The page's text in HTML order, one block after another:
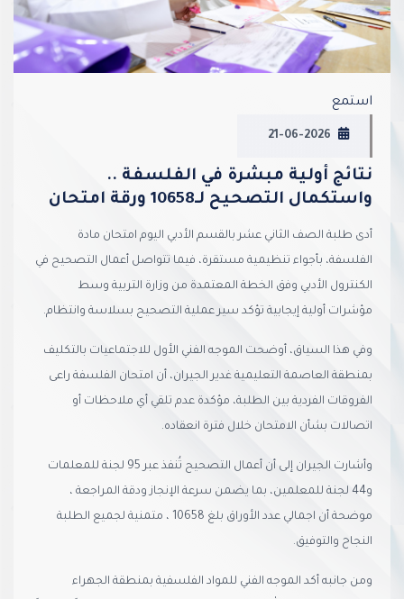
استمع
21-06-2026
نتائج أولية مبشرة في الفلسفة ..
واستكمال التصحيح لـ10658 ورقة امتحان
أدى طلبة الصف الثاني عشر بالقسم الأدبي اليوم امتحان مادة
الفلسفة، بأجواء تنظيمية مستقرة، فيما تتواصل أعمال التصحيح في
الكنترول الأدبي وفق الخطة المعتمدة من وزارة التربية وسط
مؤشرات أولية إيجابية تؤكد سير عملية التصحيح بسلاسة وانتظام.
وفي هذا السياق، أوضحت الموجه الفني الأول للاجتماعيات بالتكليف
بمنطقة العاصمة التعليمية غدير الجيران، أن امتحان الفلسفة راعى
الفروقات الفردية بين الطلبة، مؤكدة عدم تلقي أي ملاحظات أو
اتصالات بشأن الامتحان خلال فترة انعقاده.
وأشارت الجيران إلى أن أعمال التصحيح تُنفذ عبر 95 لجنة للمعلمات
و44 لجنة للمعلمين، بما يضمن سرعة الإنجاز ودقة المراجعة ،
موضحة أن اجمالي عدد الأوراق بلغ 10658 ، متمنية لجميع الطلبة
النجاح والتوفيق.
ومن جانبه أكد الموجه الفني للمواد الفلسفية بمنطقة الجهراء